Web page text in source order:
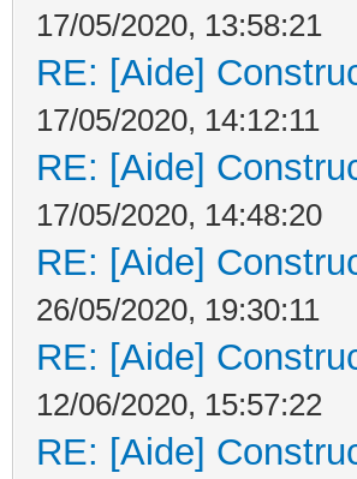
17/05/2020, 13:58:21
RE: [Aide]
17/05/2020, 14:12:11
RE: [Aide]
17/05/2020, 14:48:20
RE: [Aide]
26/05/2020, 19:30:11
RE: [Aide]
12/06/2020, 15:57:22
RE: [Aide]